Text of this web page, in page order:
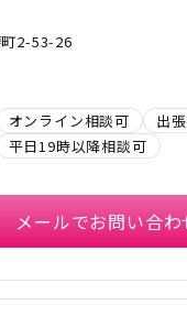
2-53-26
オンライン相談可 出
平日19時以降相談可
メールでお問い合わ